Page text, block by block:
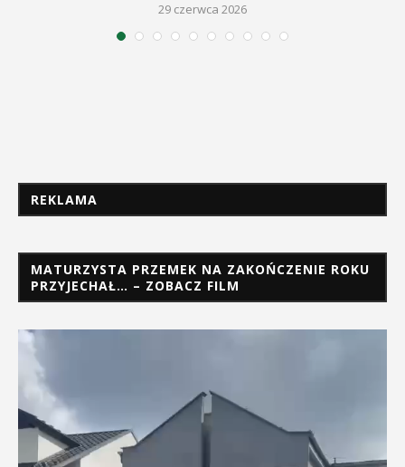
29 czerwca 2026
REKLAMA
MATURZYSTA PRZEMEK NA ZAKOŃCZENIE ROKU
PRZYJECHAŁ… – ZOBACZ FILM
Odtwarzacz